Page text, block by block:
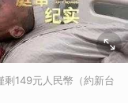
149元人民幣（約新台